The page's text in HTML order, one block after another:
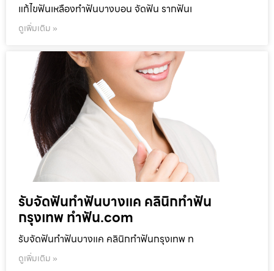
แก้ไขฟันเหลืองทำฟันบางบอน จัดฟัน รากฟันเ
ดูเพิ่มเติม »
รับจัดฟันทำฟันบางแค คลินิกทำฟัน
กรุงเทพ ทำฟัน.com
รับจัดฟันทำฟันบางแค คลินิกทำฟันกรุงเทพ ท
ดูเพิ่มเติม »